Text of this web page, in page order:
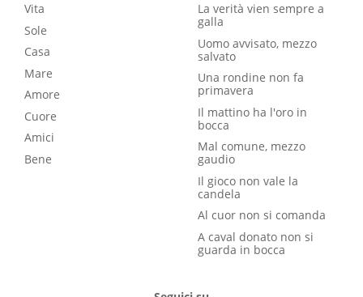
Vita
Sole
Casa
Mare
Amore
Cuore
Amici
Bene
La verità vien sempre a
galla
Uomo avvisato, mezzo
salvato
Una rondine non fa
primavera
Il mattino ha l'oro in
bocca
Mal comune, mezzo
gaudio
Il gioco non vale la
candela
Al cuor non si comanda
A caval donato non si
guarda in bocca